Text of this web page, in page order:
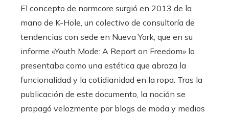
El concepto de normcore surgió en 2013 de la
mano de K-Hole, un colectivo de consultoría de
tendencias con sede en Nueva York, que en su
informe «Youth Mode: A Report on Freedom» lo
presentaba como una estética que abraza la
funcionalidad y la cotidianidad en la ropa. Tras la
publicación de este documento, la noción se
propagó velozmente por blogs de moda y medios